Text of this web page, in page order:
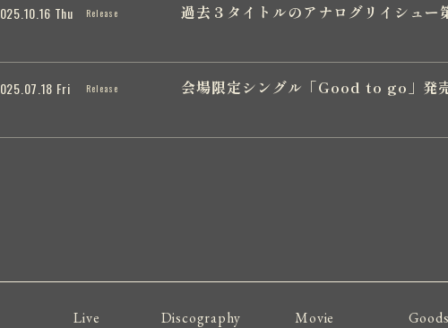
Thu Release 過去３タイトルのアナログリイシュ
Fri Release 会場限定シングル「Good to go」発
Live Discography Movie Goods